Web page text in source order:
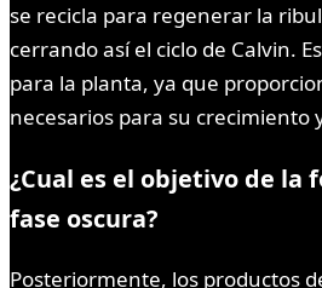
se recicla para regenerar la
cerrando así el ciclo de Calvin.
para la planta, ya que
necesarios para su crecimiento
¿Cual es el objetivo de la
fase oscura?
Posteriormente, los productos